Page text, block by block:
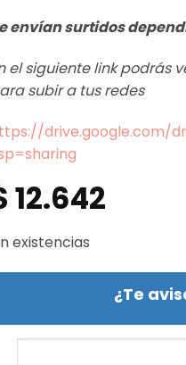
envían surtidos
el siguiente link podrás
subir a tus redes
drive.google.com/
12.642
existencias
¿Te